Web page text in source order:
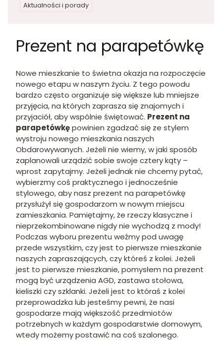
w kategorii
Aktualności i porady
Prezent na parapetówkę
Nowe mieszkanie to świetna okazja na rozpoczęcie
nowego etapu w naszym życiu. Z tego powodu
bardzo często organizuje się większe lub mniejsze
przyjęcia, na których zaprasza się znajomych i
przyjaciół, aby wspólnie świętować. Prezent na
parapetówkępowinien zgadzać się ze stylem
wystroju nowego mieszkania naszych
Obdarowywanych. Jeżeli nie wiemy, w jaki sposób
zaplanowali urządzić sobie swoje cztery kąty –
wprost zapytajmy. Jeżeli jednak nie chcemy pytać,
wybierzmy coś praktycznego i jednocześnie
stylowego, aby nasz prezent na parapetówkę
przysłużył się gospodarzom w nowym miejscu
zamieszkania. Pamiętajmy, że rzeczy klasyczne i
nieprzekombinowane nigdy nie wychodzą z mody!
Podczas wyboru prezentu weźmy pod uwagę
przede wszystkim, czy jest to pierwsze mieszkanie
naszych zapraszających, czy któreś z kolei. Jeżeli
jest to pierwsze mieszkanie, pomysłem na prezent
mogą być urządzenia AGD, zastawa stołowa,
kieliszki czy szklanki. Jeżeli jest to któraś z kolei
przeprowadzka lub jesteśmy pewni, że nasi
gospodarze mają większość przedmiotów
potrzebnych w każdym gospodarstwie domowym,
wtedy możemy postawić na coś szalonego.